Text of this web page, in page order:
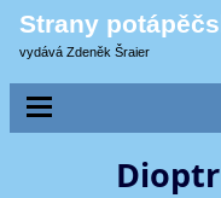
Strany
vydává Zdeněk Šraier